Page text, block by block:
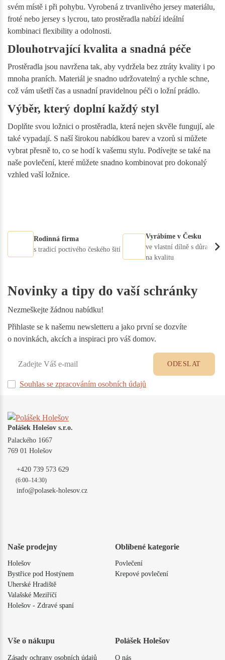
svém místě i při pohybu. Vyrobená z trvanlivého jersey materiálu,
froté nebo jersey s lycrou, tato prostěradla nabízí ideální
kombinaci flexibility a odolnosti.
Dlouhotrvající kvalita a snadná péče
Prostěradla jsou navržena tak, aby vydržela bez ztráty kvality i po
mnoha praních. Materiál je snadno udržovatelný a rychle schne,
což vám ušetří čas a usnadní pravidelnou péči o ložní prádlo.
Výběr, který doplní každý styl
Doplňte svou ložnici o prostěradla, která nejen skvěle fungují, ale
také vypadají. S naší širokou nabídkou barev a vzorů si můžete
vybrat přesně to, co se hodí k vašemu stylu. Podívejte se také na
naše povlečení, které můžete snadno kombinovat pro dokonalý
vzhled vaší ložnice.
Rodinná firma
s tradicí poctivého českého šití
Vyrábíme v Česku
ve vlastní dílně s důrazem
na kvalitu
Novinky a tipy do vaší schránky
Nezmeškejte žádnou nabídku!
Přihlaste se k našemu newsletteru a jako první se dozvíte
o novinkách, akcích a inspiraci pro váš domov.
Souhlas se zpracováním osobních údajů
ODESLAT
Polášek Holešov s.r.o.
Palackého 1667
769 01 Holešov
+420 739 573 629
(6:00–14:30)
info@polasek-holesov.cz
Naše prodejny
Holešov
Bystřice pod Hostýnem
Uherské Hradiště
Valašské Meziříčí
Holešov - Zdravé spaní
Oblíbené kategorie
Povlečení
Krepové povlečení
Vše o nákupu
Zásady ochrany osobních údajů
Polášek Holešov
O nás